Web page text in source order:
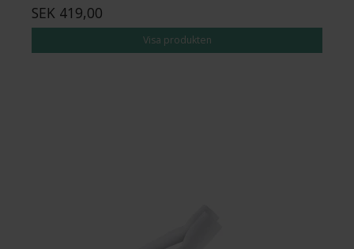
SEK 419,00
Visa produkten